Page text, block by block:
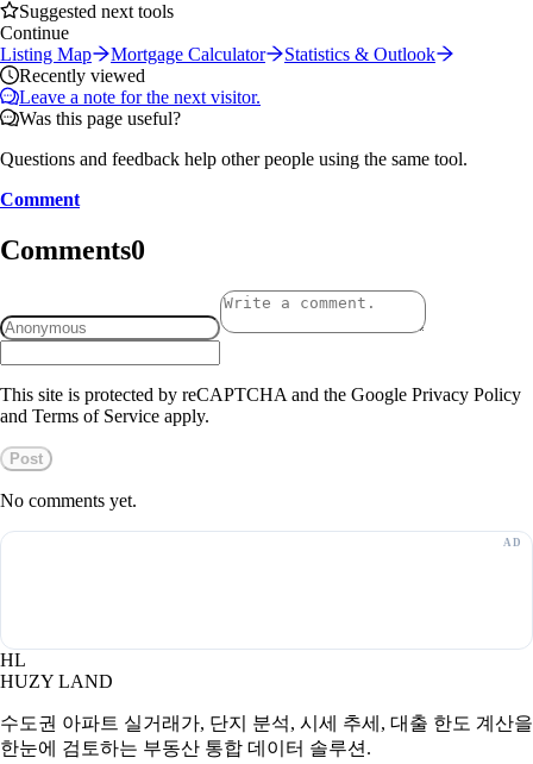
Suggested next tools
Continue
Listing Map
Mortgage Calculator
Statistics & Outlook
Recently viewed
Leave a note for the next visitor.
Was this page useful?
Questions and feedback help other people using the same tool.
Comment
Comments0
This site is protected by reCAPTCHA and the Google Privacy Policy
and Terms of Service apply.
Post
No comments yet.
HL
HUZY LAND
수도권 아파트 실거래가, 단지 분석, 시세 추세, 대출 한도 계산을
한눈에 검토하는 부동산 통합 데이터 솔루션.